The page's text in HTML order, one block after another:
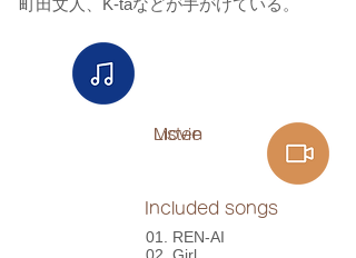
町田文人、K-taなどが手がけている。
Listen
Movie
Included songs
01. REN-AI